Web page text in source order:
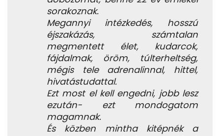
sorakoznak.
Megannyi intézkedés, hosszú
éjszakázás, számtalan
megmentett élet, kudarcok,
fájdalmak, öröm, túlterheltség,
mégis tele adrenalinnal, hittel,
hivatástudattal.
Ezt most el kell engedni, jobb lesz
ezután- ezt mondogatom
magamnak.
És közben mintha kitépnék a